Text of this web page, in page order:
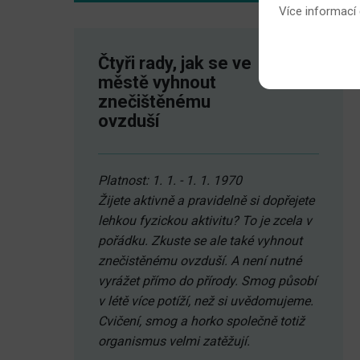
Čtyři rady, jak se ve
městě vyhnout
znečištěnému
ovzduší
Platnost: 1. 1. - 1. 1. 1970
Žijete aktivně a pravidelně si dopřejete
lehkou fyzickou aktivitu? To je zcela v
pořádku. Zkuste se ale také vyhnout
znečistěnému ovzduší. A není nutné
vyrážet přímo do přírody. Smog působí
v létě více potíží, než si uvědomujeme.
Cvičení, smog a horko společně totiž
organismus velmi zatěžují.
Více informací